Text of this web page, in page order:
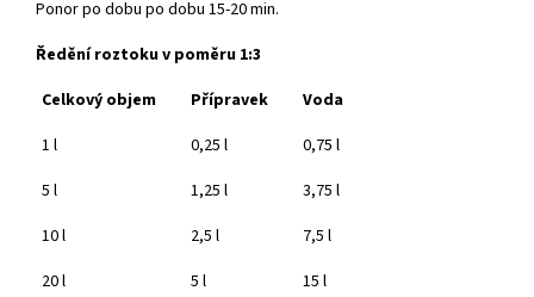
Ponor po dobu po dobu 15-20 min.
Ředění roztoku v poměru 1:3
Celkový objem
Přípravek
Voda
1 l
0,25 l
0,75 l
5 l
1,25 l
3,75 l
10 l
2,5 l
7,5 l
20 l
5 l
15 l